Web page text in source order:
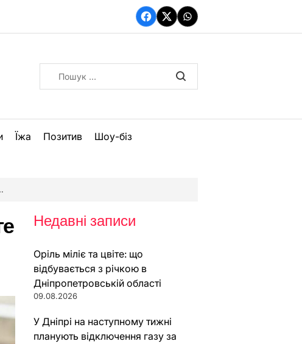
Facebook
TwitterWhatsApp
Їжа Позитив Шоу-біз
Недавні записи
Оріль міліє та цвіте: що
відбувається з річкою в
Дніпропетровській області
09.08.2026
У Дніпрі на наступному тижні
планують відключення газу за